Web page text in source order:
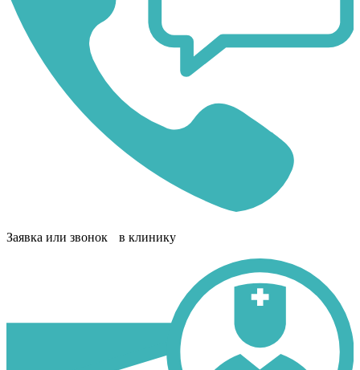
Заявка или звонок в клинику